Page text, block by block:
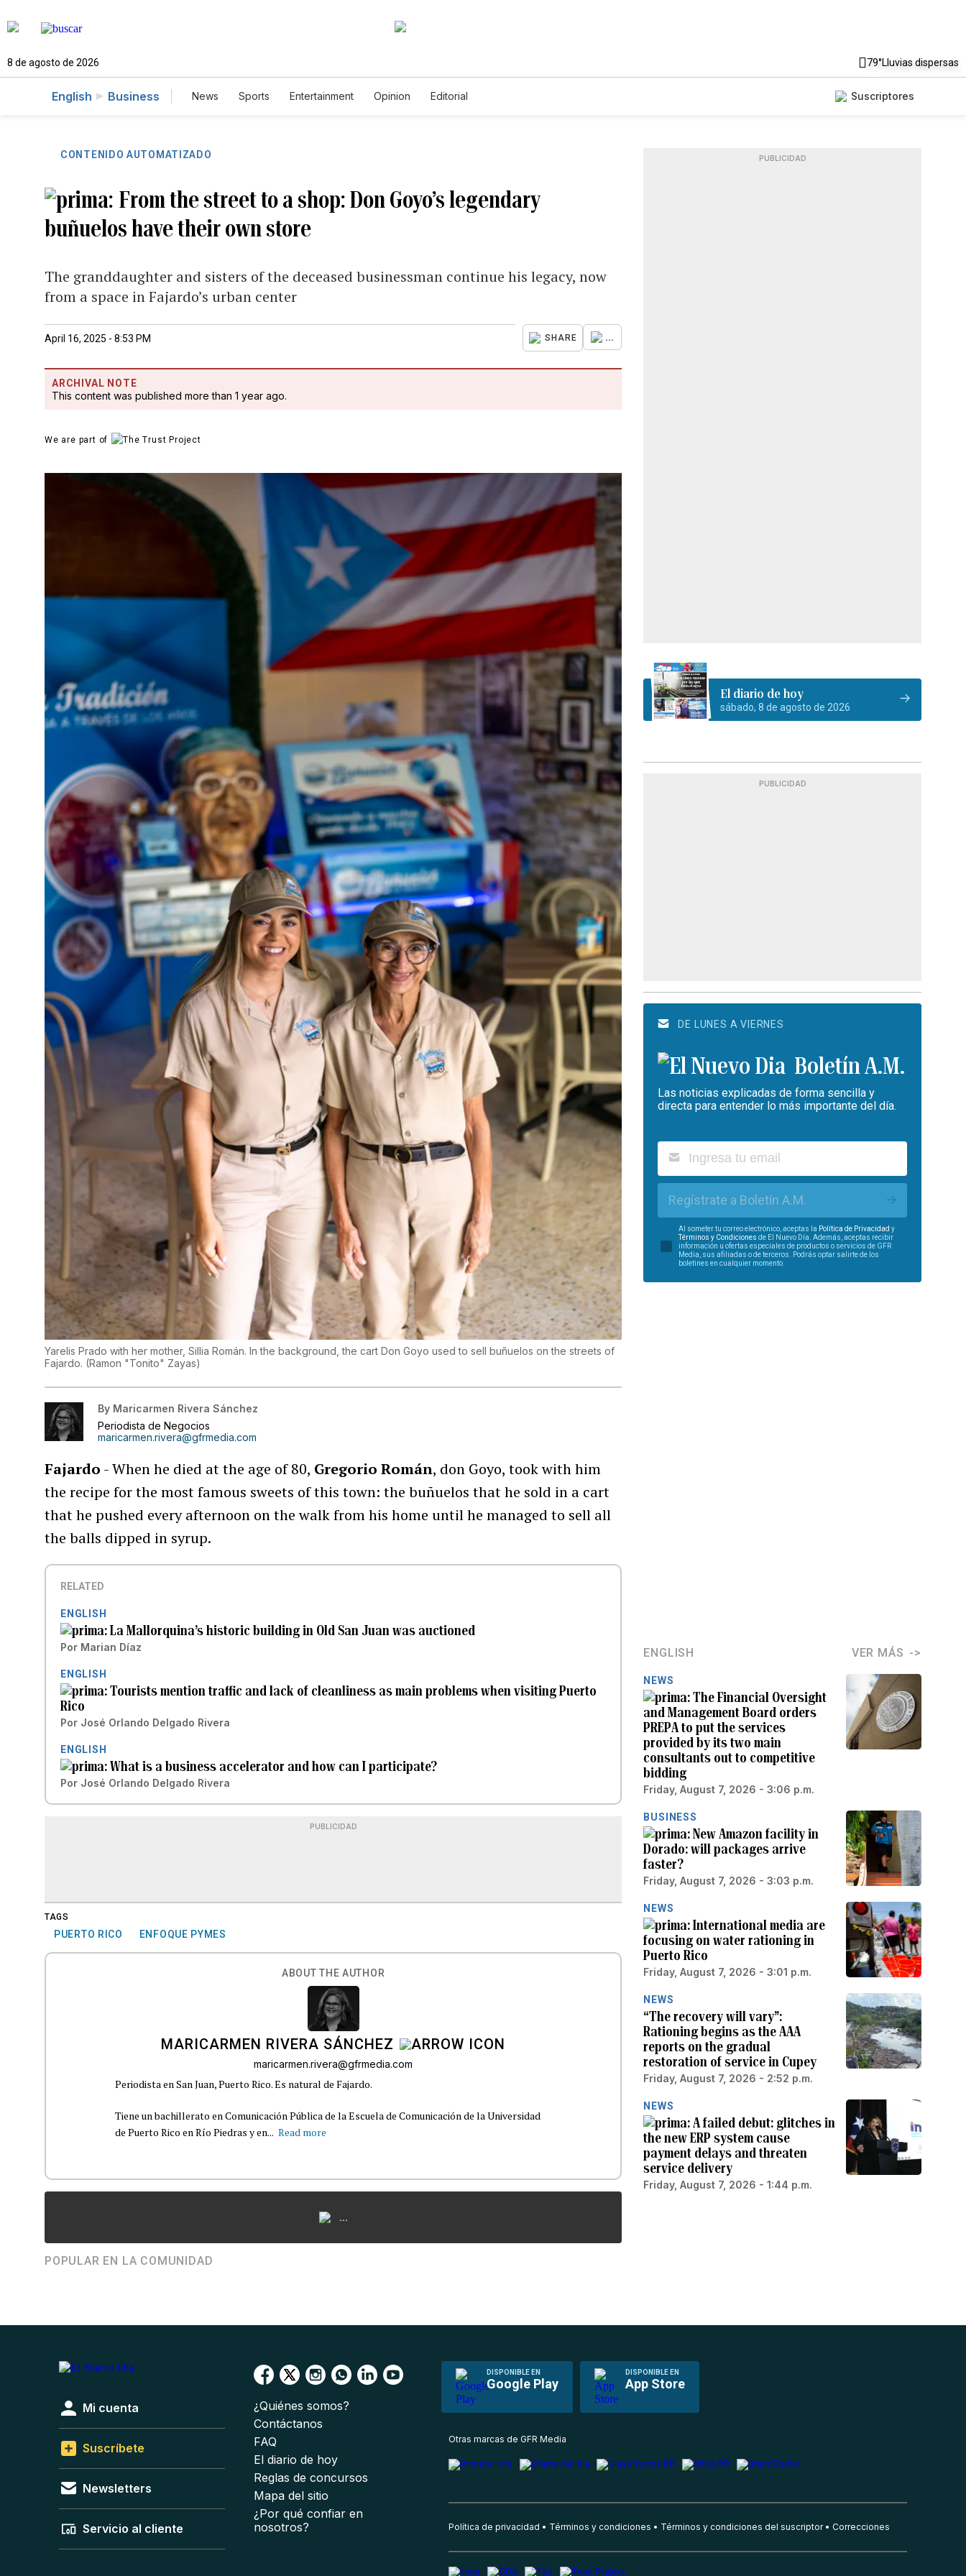
8 de agosto de 2026 79°Lluvias dispersas
English Business News Sports Entertainment Opinion Editorial Suscriptores
CONTENIDO AUTOMATIZADO
From the street to a shop: Don Goyo’s legendary
buñuelos have their own store
The granddaughter and sisters of the deceased businessman continue his legacy, now
from a space in Fajardo’s urban center
April 16, 2025 - 8:53 PM SHARE ...
ARCHIVAL NOTE
This content was published more than 1 year ago.
We are part of
Yarelis Prado with her mother, Sillia Román. In the background, the cart Don Goyo used to sell buñuelos on the streets of
Fajardo. (Ramon "Tonito" Zayas)
By Maricarmen Rivera Sánchez
Periodista de Negocios
maricarmen.rivera@gfrmedia.com
Fajardo - When he died at the age of 80, Gregorio Román, don Goyo, took with him
the recipe for the most famous sweets of this town: the buñuelos that he sold in a cart
that he pushed every afternoon on the walk from his home until he managed to sell all
the balls dipped in syrup.
RELATED
ENGLISH
La Mallorquina’s historic building in Old San Juan was auctioned
Por Marian Díaz
ENGLISH
Tourists mention traffic and lack of cleanliness as main problems when visiting Puerto
Rico
Por José Orlando Delgado Rivera
ENGLISH
What is a business accelerator and how can I participate?
Por José Orlando Delgado Rivera
PUBLICIDAD
TAGS
PUERTO RICO ENFOQUE PYMES
ABOUT THE AUTHOR
MARICARMEN RIVERA SÁNCHEZ
maricarmen.rivera@gfrmedia.com
Periodista en San Juan, Puerto Rico. Es natural de Fajardo.
Tiene un bachillerato en Comunicación Pública de la Escuela de Comunicación de la Universidad
de Puerto Rico en Río Piedras y en... Read more
...
POPULAR EN LA COMUNIDAD
PUBLICIDAD
El diario de hoy
sábado, 8 de agosto de 2026
PUBLICIDAD
DE LUNES A VIERNES
Boletín A.M.
Las noticias explicadas de forma sencilla y
directa para entender lo más importante del día.
Regístrate a Boletín A.M.
Al someter tu correo electrónico, aceptas la Política de Privacidad y
Términos y Condiciones de El Nuevo Día. Además, aceptas recibir
información u ofertas especiales de productos o servicios de GFR
Media, sus afiliadas o de terceros. Podrás optar salirte de los
boletines en cualquier momento.
ENGLISH VER MÁS
NEWS
The Financial Oversight
and Management Board orders
PREPA to put the services
provided by its two main
consultants out to competitive
bidding
Friday, August 7, 2026 - 3:06 p.m.
BUSINESS
New Amazon facility in
Dorado: will packages arrive
faster?
Friday, August 7, 2026 - 3:03 p.m.
NEWS
International media are
focusing on water rationing in
Puerto Rico
Friday, August 7, 2026 - 3:01 p.m.
NEWS
“The recovery will vary”:
Rationing begins as the AAA
reports on the gradual
restoration of service in Cupey
Friday, August 7, 2026 - 2:52 p.m.
NEWS
A failed debut: glitches in
the new ERP system cause
payment delays and threaten
service delivery
Friday, August 7, 2026 - 1:44 p.m.
DISPONIBLE EN
Google Play
DISPONIBLE EN
App Store
Mi cuenta
Suscríbete
Newsletters
Servicio al cliente
¿Quiénes somos?
Contáctanos
FAQ
El diario de hoy
Reglas de concursos
Mapa del sitio
¿Por qué confiar en
nosotros?
Otras marcas de GFR Media
Política de privacidad Términos y condiciones Términos y condiciones del suscriptor Correcciones